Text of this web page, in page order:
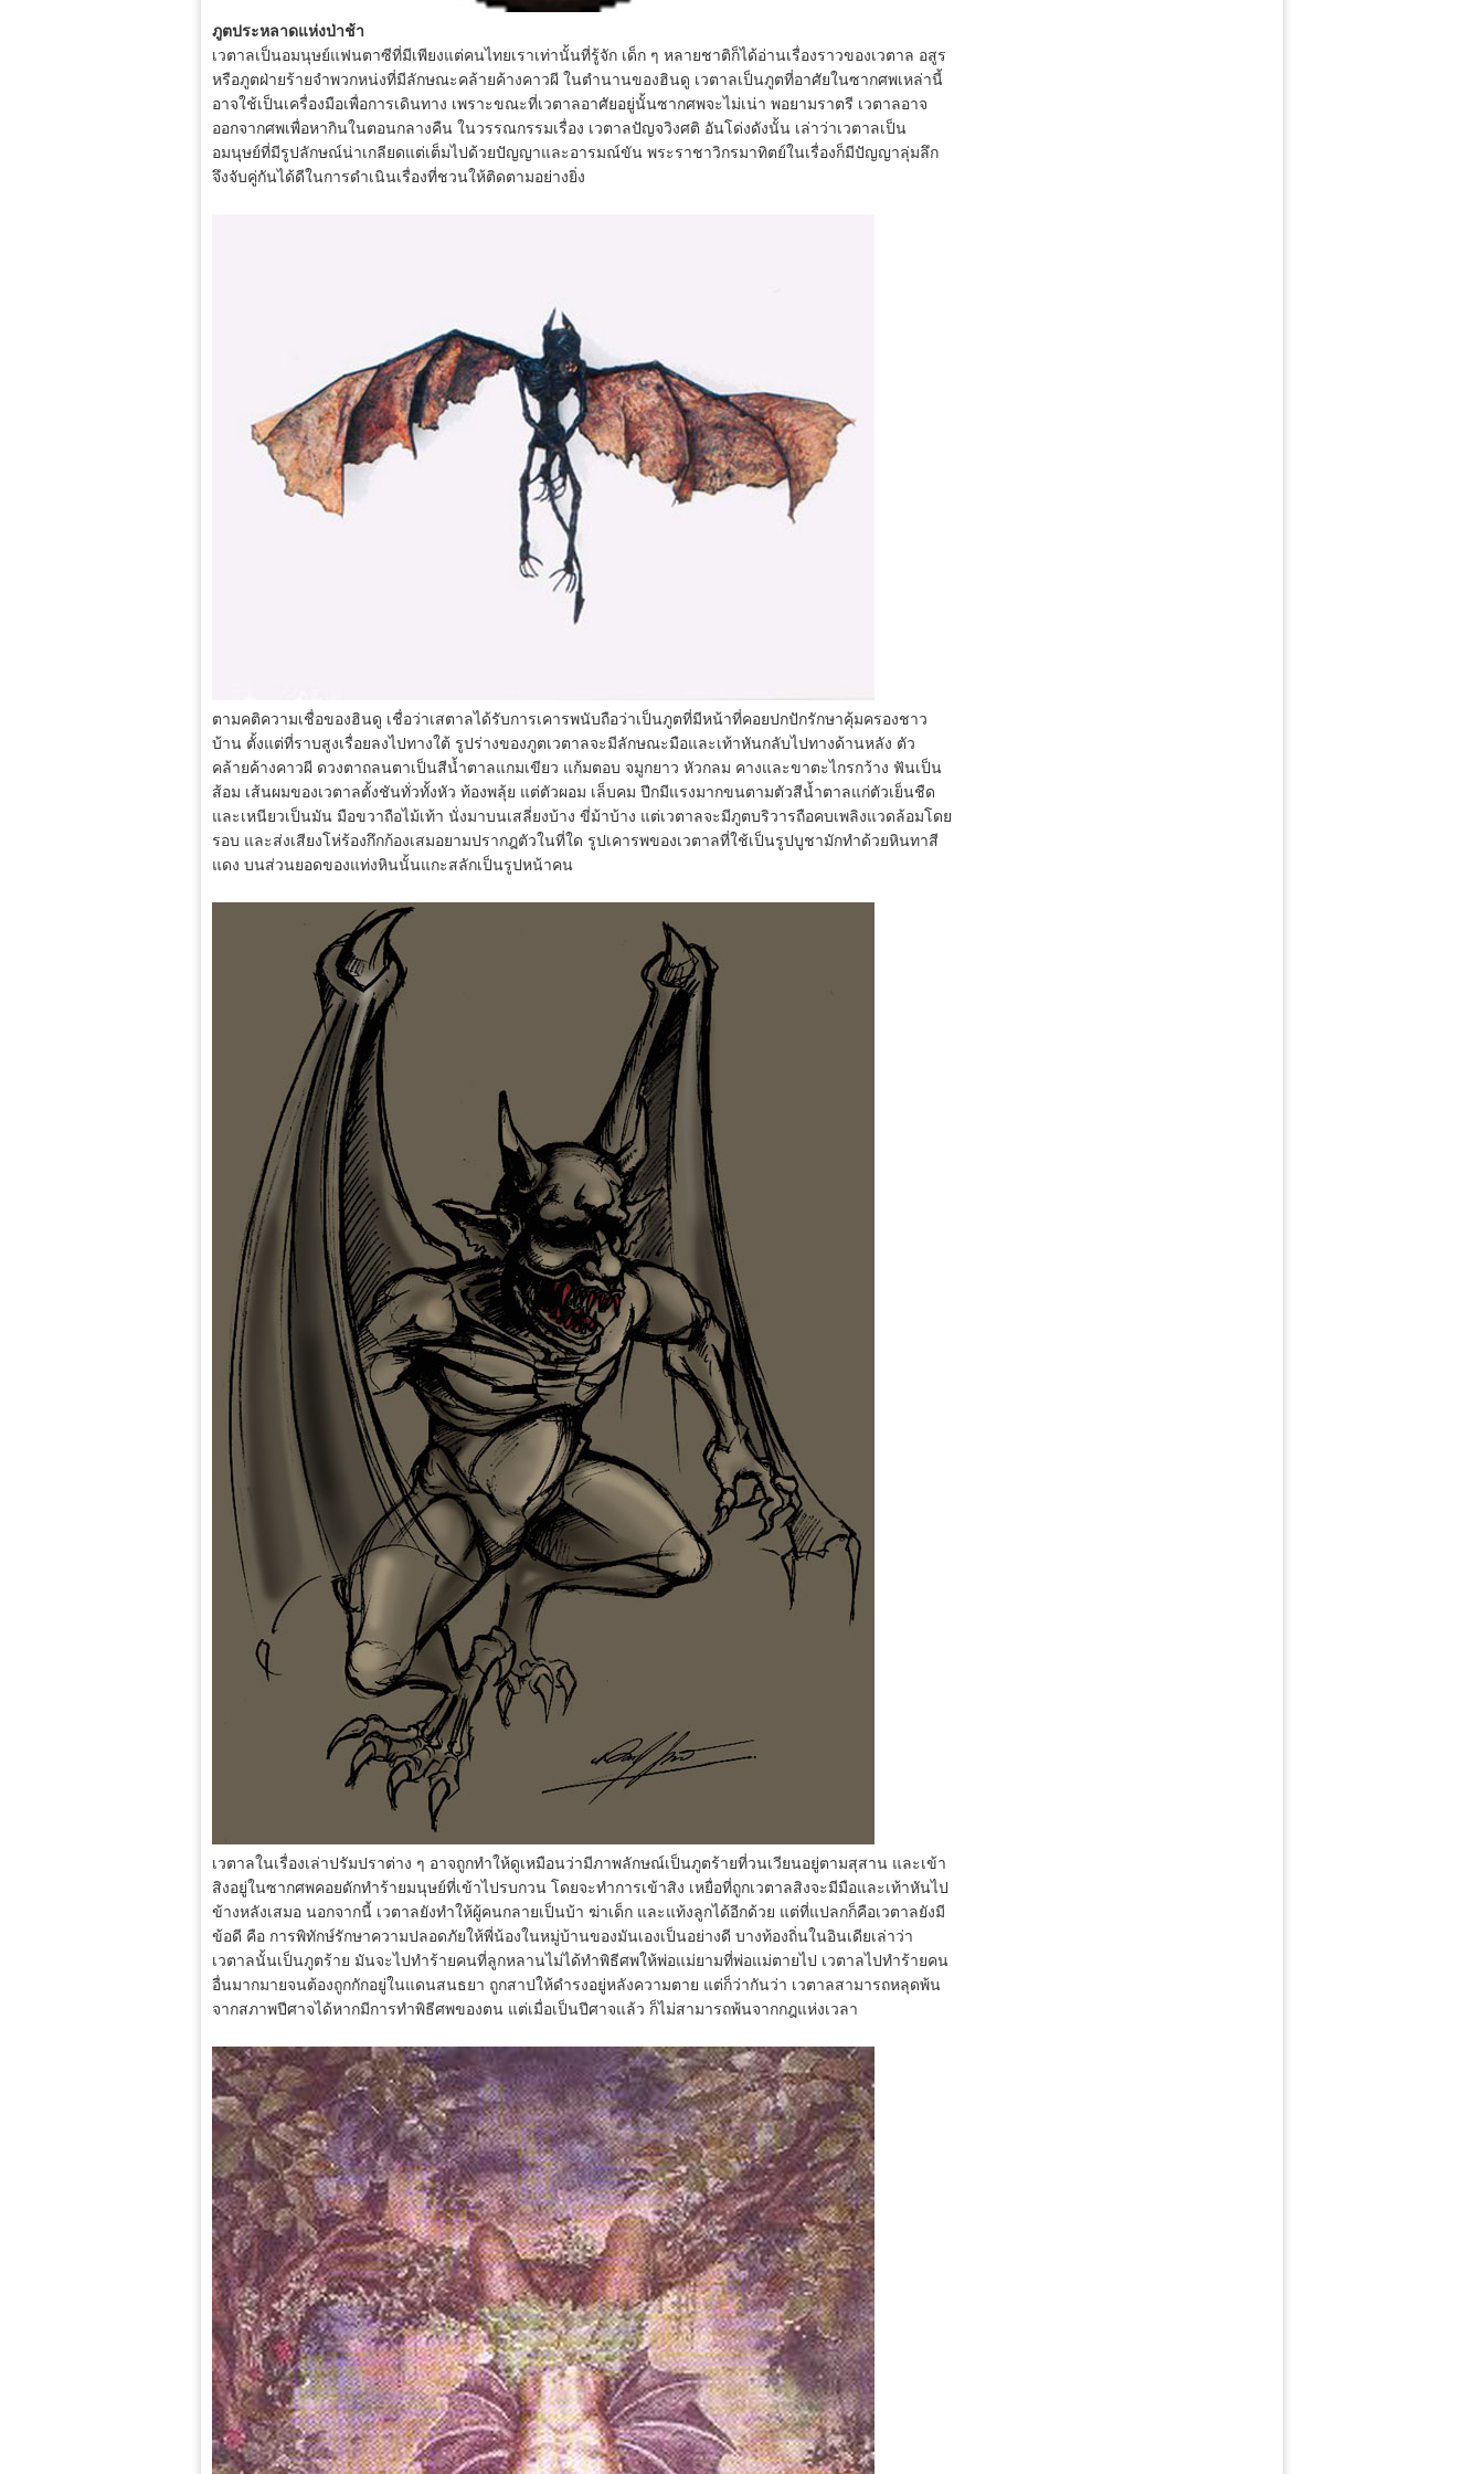
ภูตประหลาดแห่งป่าช้า
เวตาลเป็นอมนุษย์แฟนตาซีที่มีเพียงแต่คนไทยเราเท่านั้นที่รู้จัก เด็ก ๆ หลายชาติก็ได้อ่านเรื่องราวของเวตาล อสูร
หรือภูตฝ่ายร้ายจำพวกหน่งที่มีลักษณะคล้ายค้างคาวผี ในตำนานของฮินดู เวตาลเป็นภูตที่อาศัยในซากศพเหล่านี้
อาจใช้เป็นเครื่องมือเพื่อการเดินทาง เพราะขณะที่เวตาลอาศัยอยู่นั้นซากศพจะไม่เน่า พอยามราตรี เวตาลอาจ
ออกจากศพเพื่อหากินในตอนกลางคืน ในวรรณกรรมเรื่อง เวตาลปัญจวิงศติ อันโด่งดังนั้น เล่าว่าเวตาลเป็น
อมนุษย์ที่มีรูปลักษณ์น่าเกลียดแต่เต็มไปด้วยปัญญาและอารมณ์ขัน พระราชาวิกรมาทิตย์ในเรื่องก็มีปัญญาลุ่มลึก
จึงจับคู่กันได้ดีในการดำเนินเรื่องที่ชวนให้ติดตามอย่างยิ่ง
ตามคติความเชื่อของฮินดู เชื่อว่าเสตาลได้รับการเคารพนับถือว่าเป็นภูตที่มีหน้าที่คอยปกปักรักษาคุ้มครองชาว
บ้าน ตั้งแต่ที่ราบสูงเรื่อยลงไปทางใต้ รูปร่างของภูตเวตาลจะมีลักษณะมือและเท้าหันกลับไปทางด้านหลัง ตัว
คล้ายค้างคาวผี ดวงตาถลนตาเป็นสีน้ำตาลแกมเขียว แก้มตอบ จมูกยาว หัวกลม คางและขาตะไกรกว้าง ฟันเป็น
ส้อม เส้นผมของเวตาลตั้งชันทั่วทั้งหัว ท้องพลุ้ย แต่ตัวผอม เล็บคม ปีกมีแรงมากขนตามตัวสีน้ำตาลแก่ตัวเย็นชืด
และเหนียวเป็นมัน มือขวาถือไม้เท้า นั่งมาบนเสลี่ยงบ้าง ขี่ม้าบ้าง แต่เวตาลจะมีภูตบริวารถือคบเพลิงแวดล้อมโดย
รอบ และส่งเสียงโห่ร้องกึกก้องเสมอยามปรากฎตัวในที่ใด รูปเคารพของเวตาลที่ใช้เป็นรูปบูชามักทำด้วยหินทาสี
แดง บนส่วนยอดของแท่งหินนั้นแกะสลักเป็นรูปหน้าคน
เวตาลในเรื่องเล่าปรัมปราต่าง ๆ อาจถูกทำให้ดูเหมือนว่ามีภาพลักษณ์เป็นภูตร้ายที่วนเวียนอยู่ตามสุสาน และเข้า
สิงอยู่ในซากศพคอยดักทำร้ายมนุษย์ที่เข้าไปรบกวน โดยจะทำการเข้าสิง เหยื่อที่ถูกเวตาลสิงจะมีมือและเท้าหันไป
ข้างหลังเสมอ นอกจากนี้ เวตาลยังทำให้ผู้คนกลายเป็นบ้า ฆ่าเด็ก และแท้งลูกได้อีกด้วย แต่ที่แปลกก็คือเวตาลยังมี
ข้อดี คือ การพิทักษ์รักษาความปลอดภัยให้พี่น้องในหมู่บ้านของมันเองเป็นอย่างดี บางท้องถิ่นในอินเดียเล่าว่า
เวตาลนั้นเป็นภูตร้าย มันจะไปทำร้ายคนที่ลูกหลานไม่ได้ทำพิธีศพให้พ่อแม่ยามที่พ่อแม่ตายไป เวตาลไปทำร้ายคน
อื่นมากมายจนต้องถูกกักอยู่ในแดนสนธยา ถูกสาปให้ดำรงอยู่หลังความตาย แต่ก็ว่ากันว่า เวตาลสามารถหลุดพ้น
จากสภาพปีศาจได้หากมีการทำพิธีศพของตน แต่เมื่อเป็นปีศาจแล้ว ก็ไม่สามารถพ้นจากกฎแห่งเวลา